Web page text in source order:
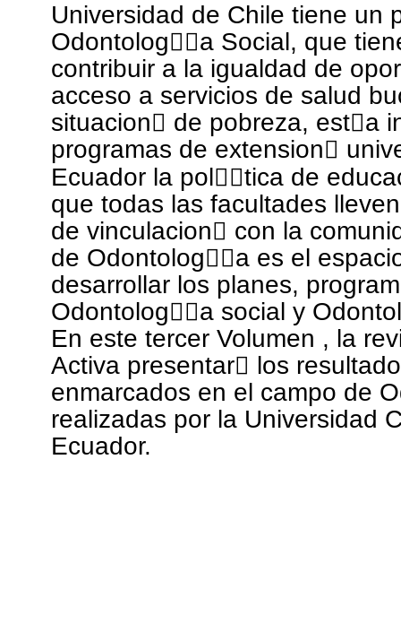
Universidad de Chile tiene un
Odontolog￿￿a Social, que
contribuir a la igualdad de
acceso a servicios de salud
situacion￿ de pobreza, est￿a
programas de extension￿
Ecuador la pol￿￿tica de
que todas las facultades
de vinculacion￿ con la
de Odontolog￿￿a es el
desarrollar los planes,
Odontolog￿￿a social y
En este tercer Volumen , la
Activa presentar￿ los
enmarcados en el campo de
realizadas por la Universidad
Ecuador.